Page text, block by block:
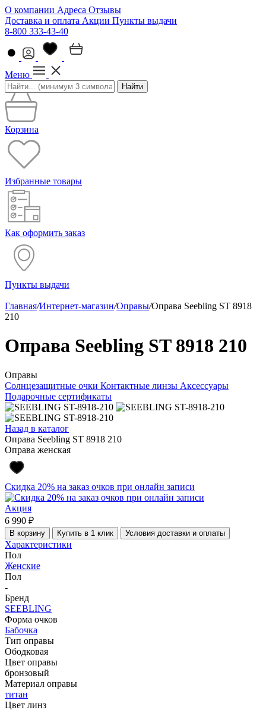
О компании Адреса Отзывы
Доставка и оплата Акции Пункты выдачи
8-800 333-43-40
Меню
Найти
Корзина
Избранные товары
Как оформить заказ
Пункты выдачи
Главная/Интернет-магазин/Оправы/Оправа Seebling ST 8918
210
Оправа Seebling ST 8918 210
Оправы
Солнцезащитные очки Контактные линзы Аксессуары
Подарочные сертификаты
Назад в каталог
Оправа Seebling ST 8918 210
Оправа женская
Скидка 20% на заказ очков при онлайн записи
Акция
6 990 ₽
В корзину Купить в 1 клик Условия доставки и оплаты
Характеристики
Пол
Женские
Пол
-
Бренд
SEEBLING
Форма очков
Бабочка
Тип оправы
Ободковая
Цвет оправы
бронзовый
Материал оправы
титан
Цвет линз